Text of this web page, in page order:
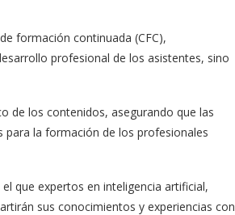
formación continuada (CFC),
profesional de los asistentes, sino
de los contenidos, asegurando que las
para la formación de los profesionales
que expertos en inteligencia artificial,
sus conocimientos y experiencias con